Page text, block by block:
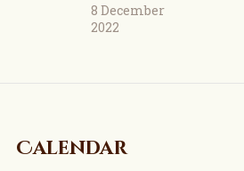
8 December
2022
Calendar